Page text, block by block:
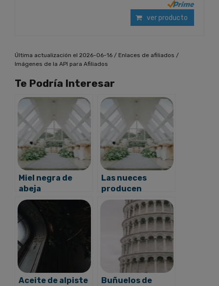
ver producto
Última actualización el 2026-06-16 / Enlaces de afiliados /
Imágenes de la API para Afiliados
Te Podría Interesar
Miel negra de
abeja
Las nueces
producen
estreñimiento
Aceite de alpiste
Buñuelos de